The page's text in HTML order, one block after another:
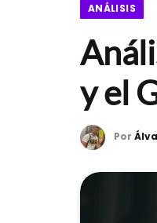
ANÁLISIS
y el
Por